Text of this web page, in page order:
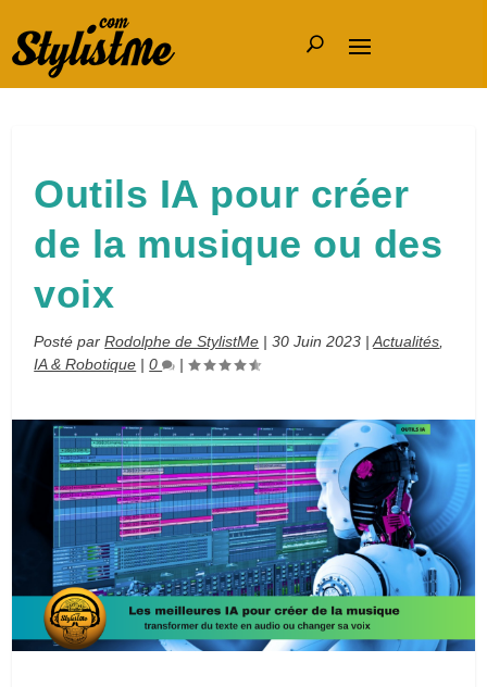
Outils IA pour créer
de la musique ou des
voix
Posté parRodolphe de StylistMe |30 Juin 2023 |Actualités
IA & Robotique |0 |